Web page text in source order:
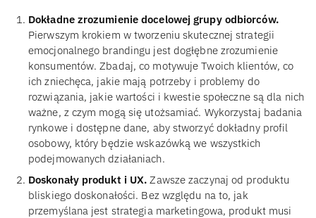
Dokładne zrozumienie docelowej grupy odbiorców.
Pierwszym krokiem w tworzeniu skutecznej strategii
emocjonalnego brandingu jest dogłębne zrozumienie
konsumentów. Zbadaj, co motywuje Twoich klientów, co
ich zniechęca, jakie mają potrzeby i problemy do
rozwiązania, jakie wartości i kwestie społeczne są dla nich
ważne, z czym mogą się utożsamiać. Wykorzystaj badania
rynkowe i dostępne dane, aby stworzyć dokładny profil
osobowy, który będzie wskazówką we wszystkich
podejmowanych działaniach.
Doskonały produkt i UX. Zawsze zaczynaj od produktu
bliskiego doskonałości. Bez względu na to, jak
przemyślana jest strategia marketingowa, produkt musi